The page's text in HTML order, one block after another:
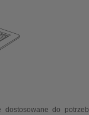
dostosowane do potrzeb